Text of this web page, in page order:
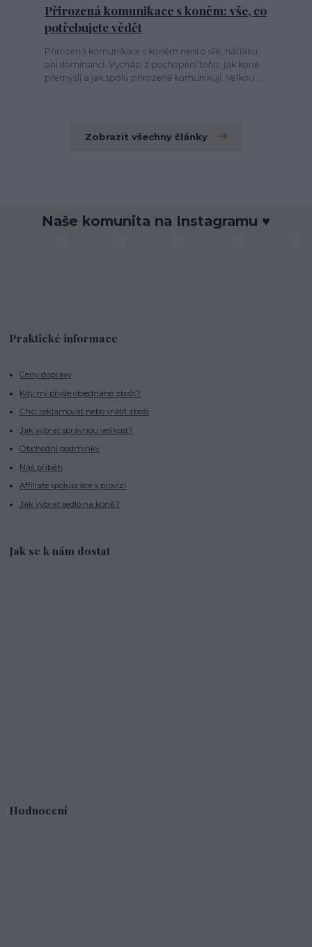
Přirozená komunikace s koněm: vše, co
potřebujete vědět
Přirozená komunikace s koněm není o síle, nátlaku
ani dominanci. Vychází z pochopení toho, jak koně
přemýšlí a jak spolu přirozeně komunikují. Velkou ...
Zobrazit všechny články
Naše komunita na Instagramu ♥
Praktické informace
Ceny dopravy
Kdy mi přijde objednané zboží?
Chci reklamovat nebo vrátit zboží
Jak vybrat správnou velikost?
Obchodní podmínky
Náš příběh
Affiliate spolupráce s provizí
Jak vybrat sedlo na koně?
Jak se k nám dostat
Hodnocení